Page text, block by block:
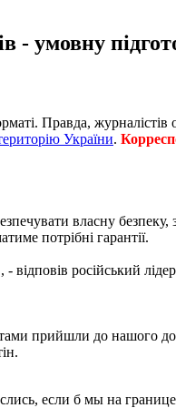
- умовну
Правда, журналістів
України.
власну безпеку,
потрібні гарантії.
відповів російський
прийшли до нашого
если б мы на